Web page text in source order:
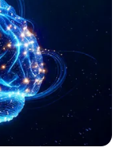
ข่งขันความ
ด้มาซึ่งสิ่งที่
มเชื่อมั่นในตนเอง
บกับชาวมังกรได้
วมังกรต้องการอีก
ซึ่งไม่ยอมแพ้ต่อ
นอ่อนไหวจนเกินไป